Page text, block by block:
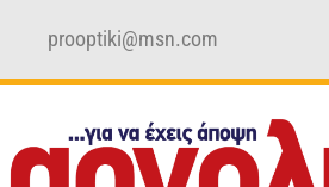
prooptiki@msn.com